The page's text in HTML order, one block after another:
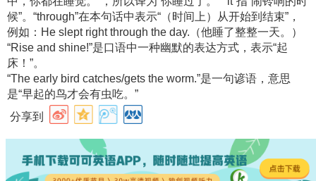
候”。“through”在本句话中表示“（时间上）从开始到结束”，
例如：He slept right through the day.（他睡了整整一天。）
“Rise and shine!”是口语中一种幽默的表达方式，表示“起
床！”。
“The early bird catches/gets the worm.”是一句谚语，意思
是“早起的鸟才会有虫吃。”
分享到